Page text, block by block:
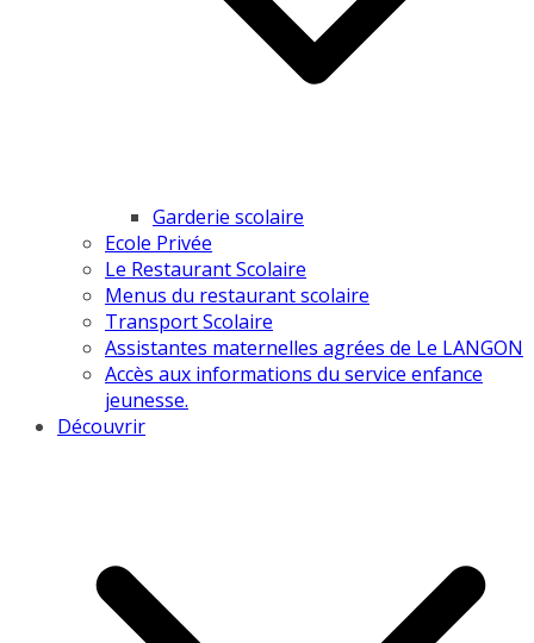
Garderie scolaire
Ecole Privée
Le Restaurant Scolaire
Menus du restaurant scolaire
Transport Scolaire
Assistantes maternelles agrées de Le LANGON
Accès aux informations du service enfance
jeunesse.
Découvrir